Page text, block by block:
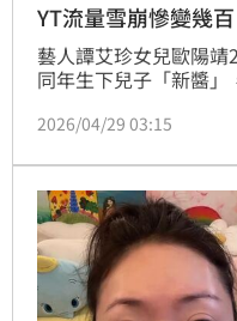
YT流量雪崩慘變幾
藝人譚艾珍女兒歐陽靖
同年生下兒子「新醬
她28日坦言發現
2026/04/29 03:15